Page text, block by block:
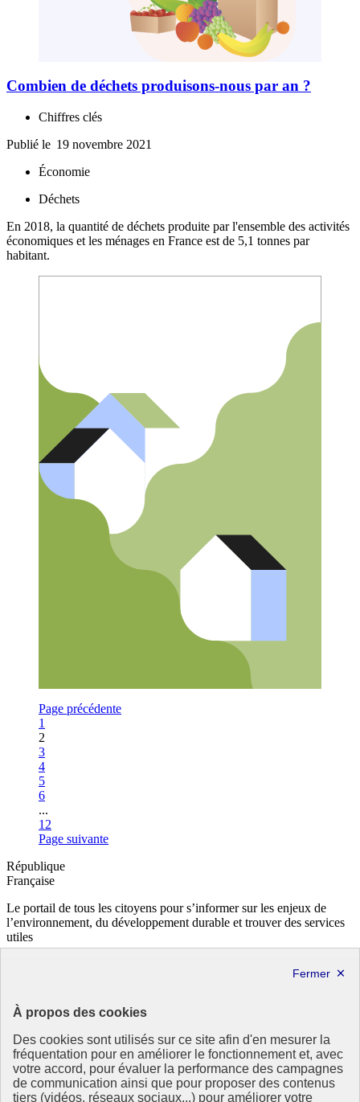
À propos des cookies
Des cookies sont utilisés sur ce site afin d'en mesurer la
fréquentation pour en améliorer le fonctionnement et, avec
votre accord, pour évaluer la performance des campagnes
de communication ainsi que pour proposer des contenus
tiers (vidéos, réseaux sociaux...) pour améliorer votre
Combien de déchets produisons-nous par an ?
Chiffres clés
Publié le 19 novembre 2021
Économie
Déchets
En 2018, la quantité de déchets produite par l'ensemble des activités
économiques et les ménages en France est de 5,1 tonnes par
habitant.
Page précédente
Page
1
2
Page
3
Page
4
Page
5
Page
6
...
Page
12
Page suivante
République
Française
Le portail de tous les citoyens pour s’informer sur les enjeux de
l’environnement, du développement durable et trouver des services
utiles
data.gouv.fr- ouvre une nouvelle fenêtre
Partenaire